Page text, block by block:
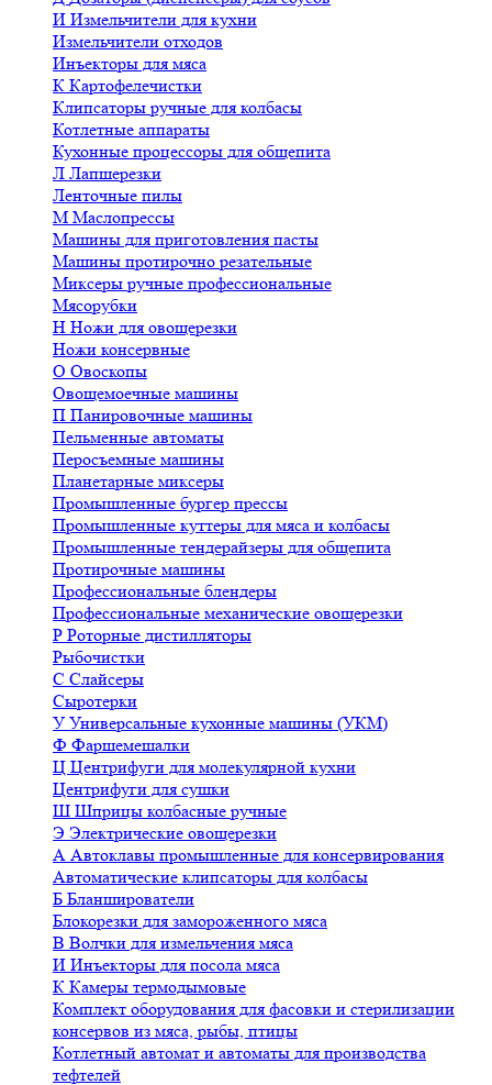
И Измельчители для кухни
Измельчители отходов
Инъекторы для мяса
К Картофелечистки
Клипсаторы ручные для колбасы
Котлетные аппараты
Кухонные процессоры для общепита
Л Лапшерезки
Ленточные пилы
М Маслопрессы
Машины для приготовления пасты
Машины протирочно резательные
Миксеры ручные профессиональные
Мясорубки
Н Ножи для овощерезки
Ножи консервные
О Овоскопы
Овощемоечные машины
П Панировочные машины
Пельменные автоматы
Перосъемные машины
Планетарные миксеры
Промышленные бургер прессы
Промышленные куттеры для мяса и колбасы
Промышленные тендерайзеры для общепита
Протирочные машины
Профессиональные блендеры
Профессиональные механические овощерезки
Р Роторные дистилляторы
Рыбочистки
С Слайсеры
Сыротерки
У Универсальные кухонные машины (УКМ)
Ф Фаршемешалки
Ц Центрифуги для молекулярной кухни
Центрифуги для сушки
Ш Шприцы колбасные ручные
Э Электрические овощерезки
А Автоклавы промышленные для консервирования
Автоматические клипсаторы для колбасы
Б Бланширователи
Блокорезки для замороженного мяса
В Волчки для измельчения мяса
И Инъекторы для посола мяса
К Камеры термодымовые
Комплект оборудования для фасовки и стерилизации
консервов из мяса, рыбы, птицы
Котлетный автомат и автоматы для производства
тефтелей